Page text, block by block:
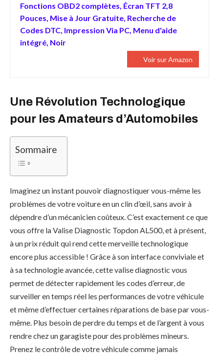
Fonctions OBD2 complètes, Écran TFT 2,8
Pouces, Mise à Jour Gratuite, Recherche de
Codes DTC, Impression Via PC, Menu d'aide
intégré, Noir
Voir sur Amazon
Une Révolution Technologique
pour les Amateurs d’Automobiles
Sommaire
Imaginez un instant pouvoir diagnostiquer vous-même les
problèmes de votre voiture en un clin d’œil, sans avoir à
dépendre d’un mécanicien coûteux. C’est exactement ce que
vous offre la Valise Diagnostic Topdon AL500, et à présent,
à un prix réduit qui rend cette merveille technologique
encore plus accessible ! Grâce à son interface conviviale et
à sa technologie avancée, cette valise diagnostic vous
permet de détecter rapidement les codes d’erreur, de
surveiller en temps réel les performances de votre véhicule
et même d’effectuer certaines réparations de base par vous-
même. Plus besoin de perdre du temps et de l’argent à vous
rendre chez un garagiste pour des problèmes mineurs.
Prenez le contrôle de votre véhicule comme jamais